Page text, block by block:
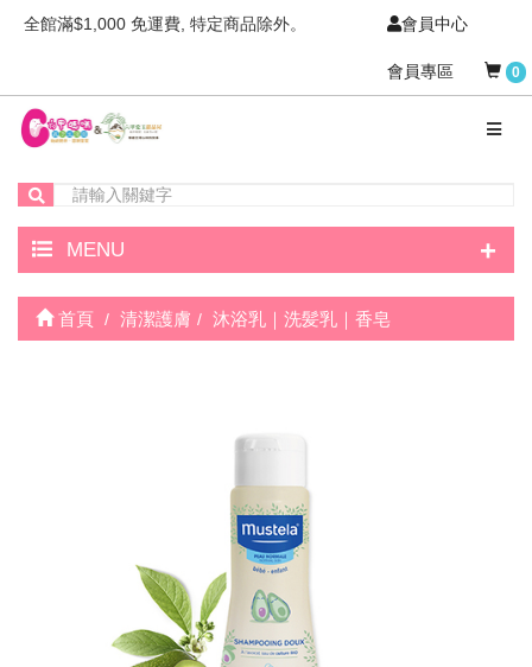
全館滿$1,000 免運費, 特定商品除外。 會員中心
會員專區 0
MENU +
首頁 清潔護膚 沐浴乳｜洗髪乳｜香皂